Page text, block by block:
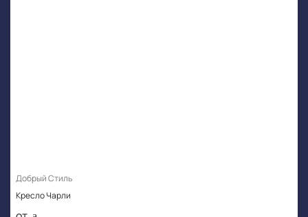
Добрый Стиль
Кресло Чарли